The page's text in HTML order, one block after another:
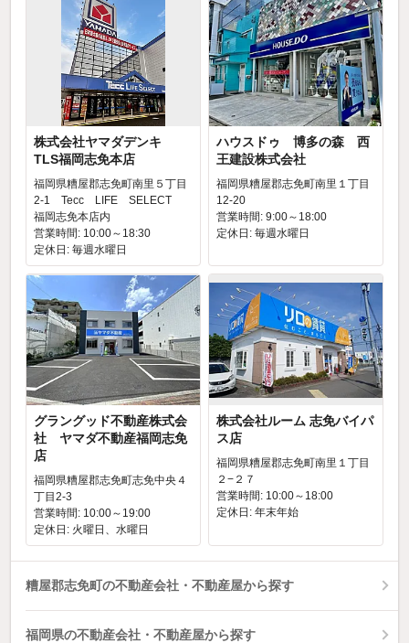
株式会社ヤマダデンキ
TLS福岡志免本店
福岡県糟屋郡志免町南里５丁目
2-1 Tecc LIFE SELECT
福岡志免本店内
営業時間: 10:00～18:30
定休日: 毎週水曜日
ハウスドゥ 博多の森 西
王建設株式会社
福岡県糟屋郡志免町南里１丁目
12-20
営業時間: 9:00～18:00
定休日: 毎週水曜日
グラングッド不動産株式会
社 ヤマダ不動産福岡志免
店
福岡県糟屋郡志免町志免中央４
丁目2-3
営業時間: 10:00～19:00
定休日: 火曜日、水曜日
株式会社ルーム 志免バイパ
ス店
福岡県糟屋郡志免町南里１丁目
２−２７
営業時間: 10:00～18:00
定休日: 年末年始
糟屋郡志免町の不動産会社・不動産屋から探す
福岡県の不動産会社・不動産屋から探す